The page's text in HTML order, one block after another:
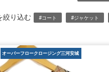
絞り込む #コート #ジャケット
オーバーフロークロージング三河安城